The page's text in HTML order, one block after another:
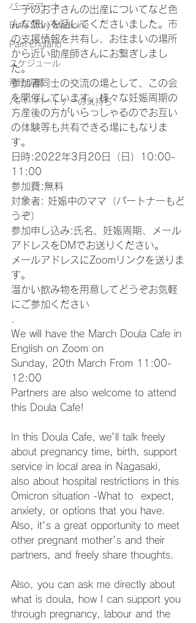
バースアート
Birth Story Medicine
Pam England
スケジュール
帝王切開
パパ・パートナーの気持ち
一子のお子さんの出産についてなど色
んな想いを話してくださいました。市
の支援情報を共有し、お住まいの場所
から近い助産師さんにお繋ぎしまし
た。
参加者同士の交流の場として、この会
を開催しています。様々な妊娠周期の
方産後の方がいらっしゃるのでお互い
の体験等も共有できる場にもなりま
す。
日時:2022年3月20日（日）10:00-
11:00
参加費:無料
対象者: 妊娠中のママ（パートナーもど
うぞ）
参加申し込み:氏名、妊娠周期、メール
アドレスをDMでお送りください。
メールアドレスにZoomリンクを送りま
す。
温かい飲み物を用意してどうぞお気軽
にご参加ください
We will have the March Doula Cafe in
English on Zoom on
Sunday, 20th March From 11:00-
12:00
Partners are also welcome to attend
this Doula Cafe!
In this Doula Cafe, we'll talk freely
about pregnancy time, birth, support
service in local area in Nagasaki,
also about hospital restrictions in this
Omicron situation -What to  expect,
anxiety, or options that you have.
Also, it's a great opportunity to meet
other pregnant mother's and their
partners, and freely share thoughts.
Also, you can ask me directly about
what is doula, how I can support you
through pregnancy, labour and the